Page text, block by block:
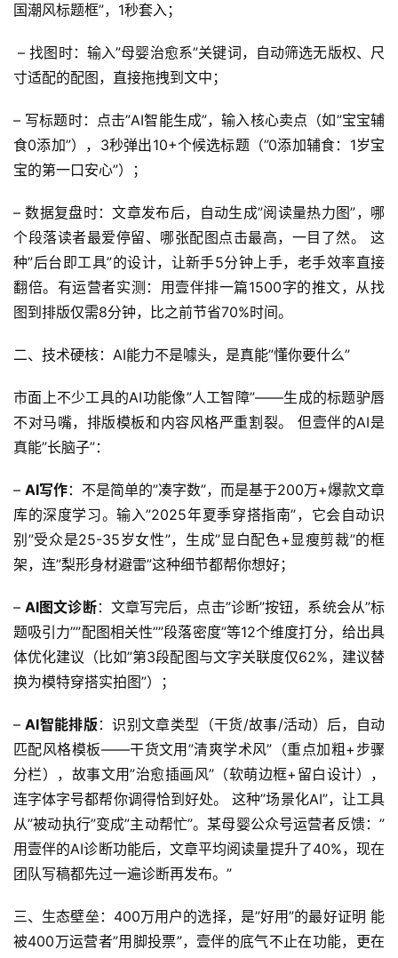
国潮风标题框”，1秒套入；
– 找图时：输入”母婴治愈系”关键词，自动筛选无版权、尺
寸适配的配图，直接拖拽到文中；
– 写标题时：点击”AI智能生成”，输入核心卖点（如”宝宝辅
食0添加”），3秒弹出10+个候选标题（”0添加辅食：1岁宝
宝的第一口安心”）；
– 数据复盘时：文章发布后，自动生成”阅读量热力图”，哪
个段落读者最爱停留、哪张配图点击最高，一目了然。 这
种”后台即工具”的设计，让新手5分钟上手，老手效率直接
翻倍。有运营者实测：用壹伴排一篇1500字的推文，从找
图到排版仅需8分钟，比之前节省70%时间。
二、技术硬核：AI能力不是噱头，是真能”懂你要什么”
市面上不少工具的AI功能像”人工智障”——生成的标题驴唇
不对马嘴，排版模板和内容风格严重割裂。 但壹伴的AI是
真能”长脑子”：
– AI写作：不是简单的”凑字数”，而是基于200万+爆款文章
库的深度学习。输入”2025年夏季穿搭指南”，它会自动识
别”受众是25-35岁女性”，生成”显白配色+显瘦剪裁”的框
架，连”梨形身材避雷”这种细节都帮你想好；
– AI图文诊断：文章写完后，点击”诊断”按钮，系统会从”标
题吸引力””配图相关性””段落密度”等12个维度打分，给出具
体优化建议（比如”第3段配图与文字关联度仅62%，建议替
换为模特穿搭实拍图”）；
– AI智能排版：识别文章类型（干货/故事/活动）后，自动
匹配风格模板——干货文用”清爽学术风”（重点加粗+步骤
分栏），故事文用”治愈插画风”（软萌边框+留白设计），
连字体字号都帮你调得恰到好处。 这种”场景化AI”，让工具
从”被动执行”变成”主动帮忙”。某母婴公众号运营者反馈：”
用壹伴的AI诊断功能后，文章平均阅读量提升了40%，现在
团队写稿都先过一遍诊断再发布。”
三、生态壁垒：400万用户的选择，是”好用”的最好证明 能
被400万运营者”用脚投票”，壹伴的底气不止在功能，更在